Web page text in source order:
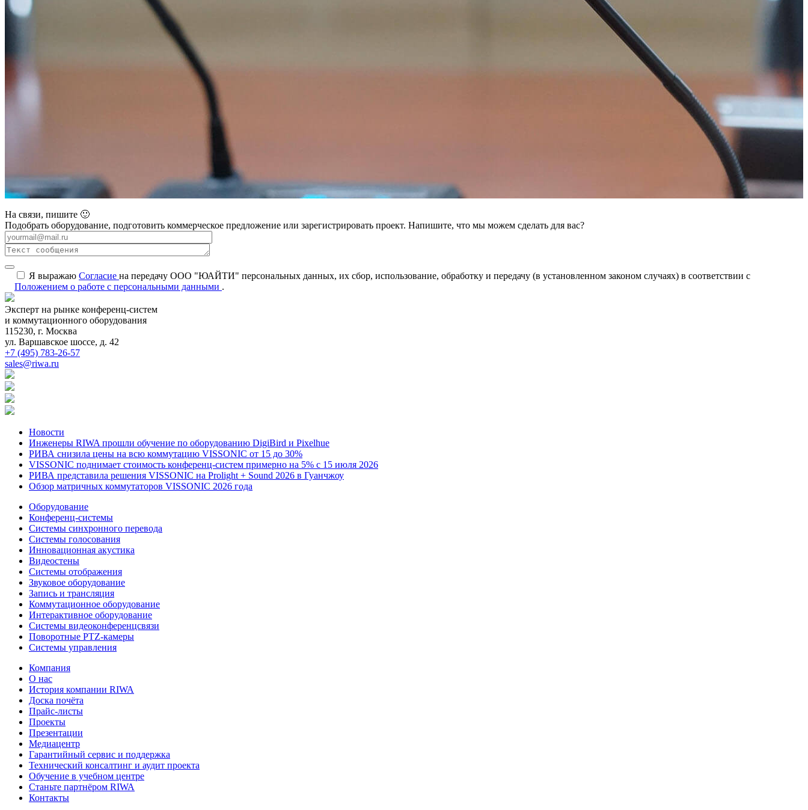
На связи, пишите 🙂
Подобрать оборудование, подготовить коммерческое предложение или зарегистрировать проект. Напишите, что мы можем сделать для вас?
Я выражаю Согласие на передачу ООО "ЮАЙТИ" персональных данных, их сбор, использование, обработку и передачу (в установленном законом случаях) в соответствии с
Положением о работе с персональными данными .
Эксперт на рынке конференц-систем
и коммутационного оборудования
115230, г. Москва
ул. Варшавское шоссе, д. 42
+7 (495) 783-26-57
sales@riwa.ru
Новости
Инженеры RIWA прошли обучение по оборудованию DigiBird и Pixelhue
РИВА снизила цены на всю коммутацию VISSONIC от 15 до 30%
VISSONIC поднимает стоимость конференц-систем примерно на 5% с 15 июля 2026
РИВА представила решения VISSONIC на Prolight + Sound 2026 в Гуанчжоу
Обзор матричных коммутаторов VISSONIC 2026 года
Оборудование
Конференц-системы
Системы синхронного перевода
Системы голосования
Инновационная акустика
Видеостены
Системы отображения
Звуковое оборудование
Запись и трансляция
Коммутационное оборудование
Интерактивное оборудование
Системы видеоконференцсвязи
Поворотные PTZ-камеры
Системы управления
Компания
О нас
История компании RIWA
Доска почёта
Прайс-листы
Проекты
Презентации
Медиацентр
Гарантийный сервис и поддержка
Технический консалтинг и аудит проекта
Обучение в учебном центре
Станьте партнёром RIWA
Контакты